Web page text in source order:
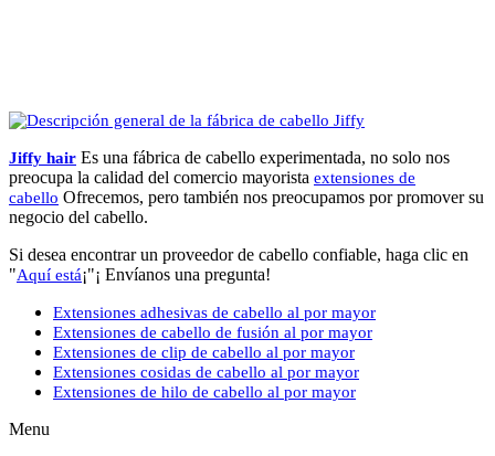
Jiffy hair Es una fábrica de cabello experimentada, no solo nos
preocupa la calidad del comercio mayorista extensiones de
cabello Ofrecemos, pero también nos preocupamos por promover su
negocio del cabello.
Si desea encontrar un proveedor de cabello confiable, haga clic en
"Aquí está¡"¡ Envíanos una pregunta!
Extensiones adhesivas de cabello al por mayor
Extensiones de cabello de fusión al por mayor
Extensiones de clip de cabello al por mayor
Extensiones cosidas de cabello al por mayor
Extensiones de hilo de cabello al por mayor
Menu